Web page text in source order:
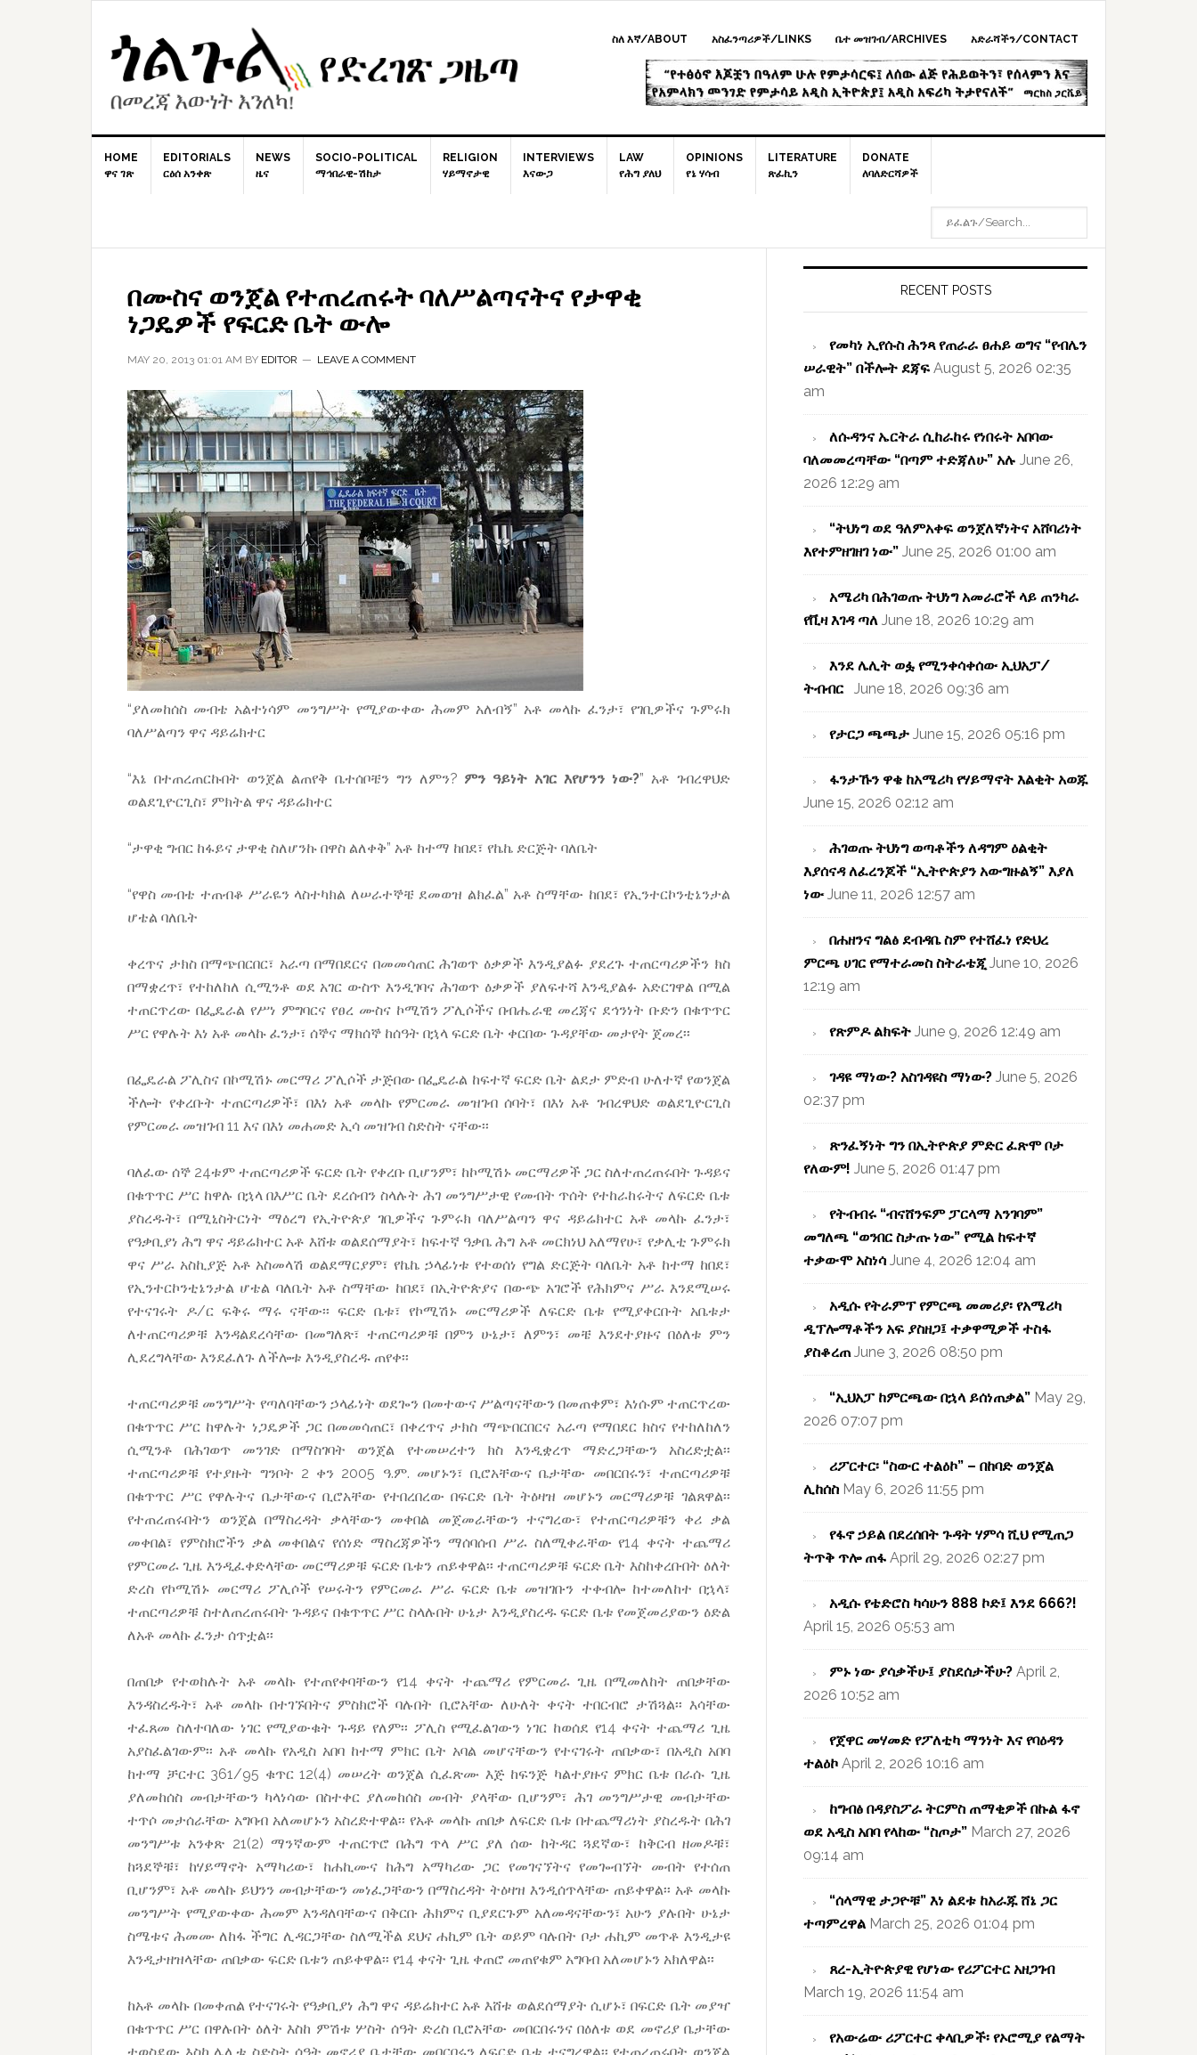
ስለ እኛ/ABOUT አስፈንጣሪዎች/LINKS ቤተ መዝገብ/ARCHIVES አድራሻችን/CONTACT
HOME
ዋና ገጽ
EDITORIALS
ርዕሰ አንቀጽ
NEWS
ዜና
SOCIO-POLITICAL
ማኅበራዊ-ሽከታ
RELIGION
ሃይማኖታዊ
INTERVIEWS
እናውጋ
LAW
የሕግ ያለህ
OPINIONS
የኔ ሃሳብ
LITERATURE
ጽፈኪን
DONATE
ለባለድርሻዎች
በሙስና ወንጀል የተጠረጠሩት ባለሥልጣናትና የታዋቂ
ነጋዴዎች የፍርድ ቤት ውሎ
MAY 20, 2013 01:01 AM BY EDITOR LEAVE A COMMENT
“ያለመከሰስ መብቴ አልተነሳም መንግሥት የሚያውቀው ሕመም አለብኝ” አቶ መላኩ ፈንታ፣ የገቢዎችና ጉምሩክ
ባለሥልጣን ዋና ዳይሬክተር
“እኔ በተጠረጠርኩበት ወንጀል ልጠየቅ ቤተሰቦቼን ግን ለምን? ምን ዓይነት አገር እየሆንን ነው?” አቶ ገብረዋህድ
ወልደጊዮርጊስ፣ ምክትል ዋና ዳይሬክተር
“ታዋቂ ግብር ከፋይና ታዋቂ ስለሆንኩ በዋስ ልለቀቅ” አቶ ከተማ ከበደ፣ የኬኬ ድርጅት ባለቤት
“የዋስ መብቴ ተጠብቆ ሥራዬን ላስተካክል ለሠራተኞቼ ደመወዝ ልክፈል” አቶ ስማቸው ከበደ፣ የኢንተርኮንቲኔንታል
ሆቴል ባለቤት
ቀረጥና ታክስ በማጭበርበር፣ አራጣ በማበደርና በመመሳጠር ሕገወጥ ዕቃዎች እንዲያልፉ ያደረጉ ተጠርጣሪዎችን ክስ
በማቋረጥ፣ የተከለከለ ሲሚንቶ ወደ አገር ውስጥ እንዲገባና ሕገወጥ ዕቃዎች ያለፍተሻ እንዲያልፉ አድርገዋል በሚል
ተጠርጥረው በፌዴራል የሥነ ምግባርና የፀረ ሙስና ኮሚሽን ፖሊሶችና በብሔራዊ መረጃና ደኅንነት ቡድን በቁጥጥር
ሥር የዋሉት እነ አቶ መላኩ ፈንታ፣ ሰኞና ማክሰኞ ከሰዓት በኋላ ፍርድ ቤት ቀርበው ጉዳያቸው መታየት ጀመረ፡፡
በፌዴራል ፖሊስና በኮሚሽኑ መርማሪ ፖሊሶች ታጅበው በፌዴራል ከፍተኛ ፍርድ ቤት ልደታ ምድብ ሁለተኛ የወንጀል
ችሎት የቀረቡት ተጠርጣሪዎች፣ በእነ አቶ መላኩ የምርመራ መዝገብ ሰባት፣ በእነ አቶ ገብረዋህድ ወልደጊዮርጊስ
የምርመራ መዝገብ 11 እና በእነ መሐመድ ኢሳ መዝገብ ስድስት ናቸው፡፡
ባለፈው ሰኞ 24ቱም ተጠርጣሪዎች ፍርድ ቤት የቀረቡ ቢሆንም፣ ከኮሚሽኑ መርማሪዎች ጋር ስለተጠረጠሩበት ጉዳይና
በቁጥጥር ሥር ከዋሉ በኋላ በእሥር ቤት ደረሰብን ስላሉት ሕገ መንግሥታዊ የመብት ጥሰት የተከራከሩትና ለፍርድ ቤቱ
ያስረዱት፣ በሚኒስትርነት ማዕረግ የኢትዮጵያ ገቢዎችና ጉምሩክ ባለሥልጣን ዋና ዳይሬክተር አቶ መላኩ ፈንታ፣
የዓቃቢያነ ሕግ ዋና ዳይሬክተር አቶ እሸቱ ወልደሰማያት፣ ከፍተኛ ዓቃቤ ሕግ አቶ መርክነህ አለማየሁ፣ የቃሊቲ ጉምሩክ
ዋና ሥራ አስኪያጅ አቶ አስመላሽ ወልደማርያም፣ የኬኬ ኃላፊነቱ የተወሰነ የግል ድርጅት ባለቤት አቶ ከተማ ከበደ፣
የኢንተርኮንቲኔንታል ሆቴል ባለቤት አቶ ስማቸው ከበደ፣ በኢትዮጵያና በውጭ አገሮች የሕክምና ሥራ እንደሚሠሩ
የተናገሩት ዶ/ር ፍቅሩ ማሩ ናቸው፡፡ ፍርድ ቤቱ፣ የኮሚሽኑ መርማሪዎች ለፍርድ ቤቱ የሚያቀርቡት አቤቱታ
ለተጠርጣሪዎቹ እንዳልደረሳቸው በመግለጽ፣ ተጠርጣሪዎቹ በምን ሁኔታ፣ ለምን፣ መቼ እንደተያዙና በዕለቱ ምን
ሊደረግላቸው እንደፈለጉ ለችሎቱ እንዲያስረዱ ጠየቀ፡፡
ተጠርጣሪዎቹ መንግሥት የጣለባቸውን ኃላፊነት ወደጐን በመተውና ሥልጣናቸውን በመጠቀም፣ እነሱም ተጠርጥረው
በቁጥጥር ሥር ከዋሉት ነጋዴዎች ጋር በመመሳጠር፣ በቀረጥና ታክስ ማጭበርበርና አራጣ የማበደር ክስና የተከለከለን
ሲሚንቶ በሕገወጥ መንገድ በማስገባት ወንጀል የተመሠረተን ክስ እንዲቋረጥ ማድረጋቸውን አስረድቷል፡፡
ተጠርጣሪዎቹ የተያዙት ግንቦት 2 ቀን 2005 ዓ.ም. መሆኑን፣ ቢሮአቸውና ቤታቸው መበርበሩን፣ ተጠርጣሪዎቹ
በቁጥጥር ሥር የዋሉትና ቤታቸውና ቢሮአቸው የተበረበረው በፍርድ ቤት ትዕዛዝ መሆኑን መርማሪዎቹ ገልጸዋል፡፡
የተጠረጠሩበትን ወንጀል በማስረዳት ቃላቸውን መቀበል መጀመራቸውን ተናግረው፣ የተጠርጣሪዎቹን ቀሪ ቃል
መቀበል፣ የምስክሮችን ቃል መቀበልና የሰነድ ማስረጃዎችን ማሰባሰብ ሥራ ስለሚቀራቸው የ14 ቀናት ተጨማሪ
የምርመራ ጊዜ እንዲፈቀድላቸው መርማሪዎቹ ፍርድ ቤቱን ጠይቀዋል፡፡ ተጠርጣሪዎቹ ፍርድ ቤት እስከቀረቡበት ዕለት
ድረስ የኮሚሽኑ መርማሪ ፖሊሶች የሠሩትን የምርመራ ሥራ ፍርድ ቤቱ መዝገቡን ተቀብሎ ከተመለከተ በኋላ፣
ተጠርጣሪዎቹ ስተለጠረጠሩበት ጉዳይና በቁጥጥር ሥር ስላሉበት ሁኔታ እንዲያስረዱ ፍርድ ቤቱ የመጀመሪያውን ዕድል
ለአቶ መላኩ ፈንታ ሰጥቷል፡፡
በጠበቃ የተወከሉት አቶ መላኩ የተጠየቀባቸውን የ14 ቀናት ተጨማሪ የምርመራ ጊዜ በሚመለከት ጠበቃቸው
እንዳስረዱት፣ አቶ መላኩ በተገኙበትና ምስክሮች ባሉበት ቢሮአቸው ለሁለት ቀናት ተበርብሮ ታሽጓል፡፡ እሳቸው
ተፈጸመ ስለተባለው ነገር የሚያውቁት ጉዳይ የለም፡፡ ፖሊስ የሚፈልገውን ነገር ከወሰደ የ14 ቀናት ተጨማሪ ጊዜ
አያስፈልገውም፡፡ አቶ መላኩ የአዲስ አበባ ከተማ ምክር ቤት አባል መሆናቸውን የተናገሩት ጠበቃው፣ በአዲስ አበባ
ከተማ ቻርተር 361/95 ቁጥር 12(4) መሠረት ወንጀል ሲፈጽሙ እጅ ከፍንጅ ካልተያዙና ምክር ቤቱ በራሱ ጊዜ
ያለመከሰስ መብታቸውን ካላነሳው በስተቀር ያለመከሰስ መብት ያላቸው ቢሆንም፣ ሕገ መንግሥታዊ መብታቸው
ተጥሶ መታሰራቸው አግባብ አለመሆኑን አስረድተዋል፡፡ የአቶ መላኩ ጠበቃ ለፍርድ ቤቱ በተጨማሪነት ያስረዱት በሕገ
መንግሥቱ አንቀጽ 21(2) ማንኛውም ተጠርጥሮ በሕግ ጥላ ሥር ያለ ሰው ከትዳር ጓደኛው፣ ከቅርብ ዘመዶቹ፣
ከጓደኞቹ፣ ከሃይማኖት አማካሪው፣ ከሐኪሙና ከሕግ አማካሪው ጋር የመገናኘትና የመጐብኘት መብት የተሰጠ
ቢሆንም፣ አቶ መላኩ ይህንን መብታቸውን መነፈጋቸውን በማስረዳት ትዕዛዝ እንዲሰጥላቸው ጠይቀዋል፡፡ አቶ መላኩ
መንግሥት የሚያውቀው ሕመም እንዳለባቸውና በቅርቡ ሕክምና ቢያደርጉም አለመዳናቸውን፣ አሁን ያሉበት ሁኔታ
ስሜቱና ሕመሙ ለከፋ ችግር ሊዳርጋቸው ስለሚችል ደህና ሐኪም ቤት ወይም ባሉበት ቦታ ሐኪም መጥቶ እንዲታዩ
እንዲታዘዝላቸው ጠበቃው ፍርድ ቤቱን ጠይቀዋል፡፡ የ14 ቀናት ጊዜ ቀጠሮ መጠየቁም አግባብ አለመሆኑን አክለዋል፡፡
ከአቶ መላኩ በመቀጠል የተናገሩት የዓቃቢያነ ሕግ ዋና ዳይሬክተር አቶ እሸቱ ወልደሰማያት ሲሆኑ፣ በፍርድ ቤት መያዣ
በቁጥጥር ሥር በዋሉበት ዕለት እስከ ምሽቱ ሦስት ሰዓት ድረስ ቢሮአቸው መበርበሩንና በዕለቱ ወደ መኖሪያ ቤታቸው
RECENT POSTS
የመካነ ኢየሱስ ሕንጻ የጠራራ ፀሐይ ወግና “የብሌን
ሠራዊት” በችሎት ደጃፍ August 5, 2026 02:35
am
ለሱዳንና ኤርትራ ሲከራከሩ የነበሩት አበባው
ባለመመረጣቸው “በጣም ተድጃለሁ” አሉ June 26,
2026 12:29 am
“ትህነግ ወደ ዓለምአቀፍ ወንጀለኛነትና አሸባሪነት
እየተምዘገዘገ ነው” June 25, 2026 01:00 am
አሜሪካ በሕገወጡ ትህነግ አመራሮች ላይ ጠንካራ
የቪዛ እገዳ ጣለ June 18, 2026 10:29 am
እንደ ሌሊት ወፏ የሚንቀሳቀሰው ኢህአፓ/
ትብብር June 18, 2026 09:36 am
የታርጋ ጫጫታ June 15, 2026 05:16 pm
ፋንታኹን ዋቄ ከአሜሪካ የሃይማኖት እልቂት አወጁ
June 15, 2026 02:12 am
ሕገወጡ ትህነግ ወጣቶችን ለዳግም ዕልቂት
እያሰናዳ ለፈረንጆች “ኢትዮጵያን አውግዙልኝ” እያለ
ነው June 11, 2026 12:57 am
በሐዘንና ግልፅ ደብዳቤ ስም የተሸፈነ የድህረ
ምርጫ ሀገር የማተራመስ ስትራቴጂ June 10, 2026
12:19 am
የጽምዶ ልክፍት June 9, 2026 12:49 am
ገዳዩ ማነው? አስገዳዩስ ማነው? June 5, 2026
02:37 pm
ጽንፈኝነት ግን በኢትዮጵያ ምድር ፈጽሞ ቦታ
የለውም! June 5, 2026 01:47 pm
የትብብሩ “ብናሸንፍም ፓርላማ አንገባም”
መግለጫ “ወንበር ስታጡ ነው” የሚል ከፍተኛ
ተቃውሞ አስነሳ June 4, 2026 12:04 am
አዲሱ የትራምፕ የምርጫ መመሪያ፡ የአሜሪካ
ዲፕሎማቶችን አፍ ያስዘጋ፤ ተቃዋሚዎች ተስፋ
ያስቆረጠ June 3, 2026 08:50 pm
“ኢህአፓ ከምርጫው በኋላ ይሰነጠቃል” May 29,
2026 07:07 pm
ሪፖርተር፡ “ስውር ተልዕኮ” – በከባድ ወንጀል
ሊከሰስ May 6, 2026 11:55 pm
የፋኖ ኃይል በደረሰበት ጉዳት ሃምሳ ሺህ የሚጠጋ
ትጥቅ ጥሎ ጠፋ April 29, 2026 02:27 pm
አዲሱ የቴድሮስ ካሳሁን 888 ኮድ፤ እንደ 666?!
April 15, 2026 05:53 am
ምኑ ነው ያሳቃችሁ፤ ያስደሰታችሁ? April 2,
2026 10:52 am
የጀዋር መሃመድ የፖለቲካ ማንነት እና የባዕዳን
ተልዕኮ April 2, 2026 10:16 am
ከግብፅ በዳያስፖራ ትርምስ ጠማቂዎች በኩል ፋኖ
ወደ አዲስ አበባ የላከው “ስጦታ” March 27, 2026
09:14 am
“ሰላማዊ ታጋዮቹ” እነ ልደቱ ከአራጁ ሸኔ ጋር
ተጣምረዋል March 25, 2026 01:04 pm
ጸረ-ኢትዮጵያዊ የሆነው የሪፖርተር አዘጋገብ
March 19, 2026 11:54 am
የአውሬው ሪፖርተር ቀላቢዎች፡ የኦሮሚያ የልማት